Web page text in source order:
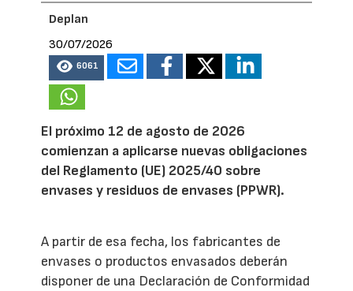
Deplan
30/07/2026
6061
El próximo 12 de agosto de 2026
comienzan a aplicarse nuevas obligaciones
del Reglamento (UE) 2025/40 sobre
envases y residuos de envases (PPWR).
A partir de esa fecha, los fabricantes de
envases o productos envasados deberán
disponer de una Declaración de Conformidad